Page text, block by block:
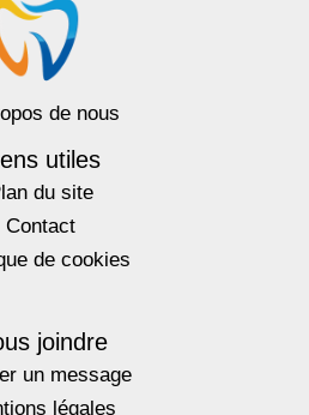
de nous
utiles
du site
Contact
de cookies
joindre
un message
légales